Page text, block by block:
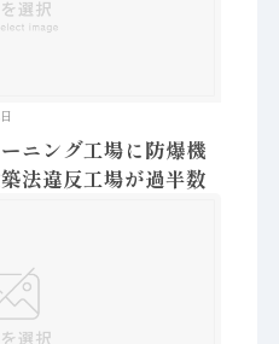
ニング工場に防爆機
法違反工場が過半数